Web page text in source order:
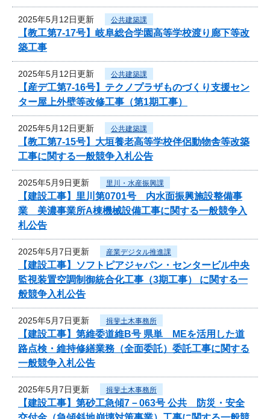
2025年5月12日更新 公共建築課
【教工第7-17号】岐阜総合学園高等学校渡り廊下等改
築工事
2025年5月12日更新 公共建築課
【産デ工第7-16号】テクノプラザものづくり支援セン
ター屋上外壁等改修工事（第1期工事）
2025年5月12日更新 公共建築課
【教工第7-15号】大垣養老高等学校伴侶動物舎等改築
工事に関する一般競争入札公告
2025年5月9日更新 里川・水産振興課
【建設工事】里川第0701号 内水面振興施設整備事
業 美濃事業所A棟機械設備工事に関する一般競争入
札公告
2025年5月7日更新 産業デジタル推進課
【建設工事】ソフトピアジャパン・センタービル中央
監視装置空調制御統合化工事（3期工事） に関する一
般競争入札公告
2025年5月7日更新 揖斐土木事務所
【建設工事】第維委道維B号 県単 MEを活用した道
路点検・維持修繕業務（全面委託）委託工事に関する
一般競争入札公告
2025年5月7日更新 揖斐土木事務所
【建設工事】第砂工急傾7－063号 公共 防災・安全